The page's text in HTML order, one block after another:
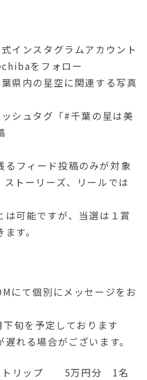
インスタグラムアカウント
をフォロー
県内の星空に関連する写真
シュタグ「#千葉の星は美
フィード投稿のみが対象
トーリーズ、リールでは
可能ですが、当選は１賞
す。
にて個別にメッセージをお
旬を予定しております
れる場合がございます。
トリップ 5万円分 1名